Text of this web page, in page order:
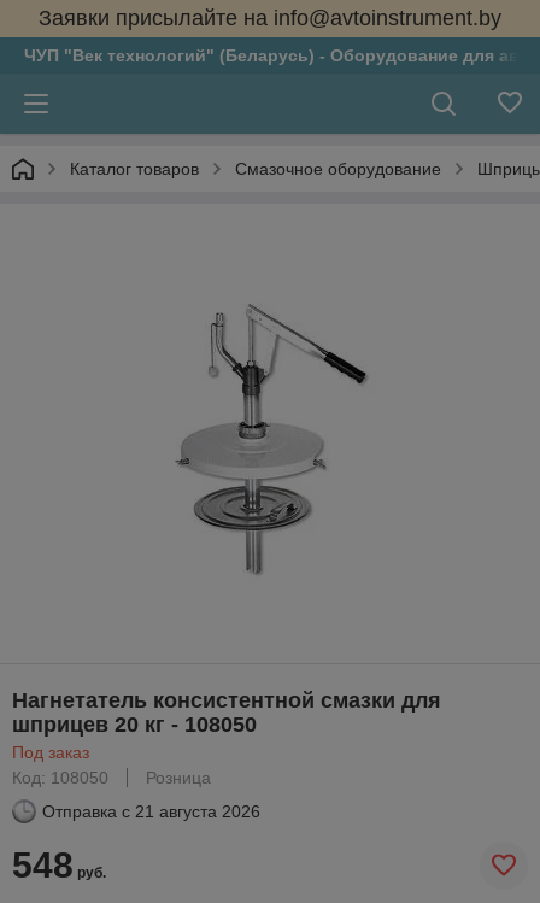
Заявки присылайте на info@avtoinstrument.by
ЧУП "Век технологий" (Беларусь) - Оборудование для
Каталог товаров Смазочное оборудование Шприцы
Нагнетатель консистентной смазки для
шприцев 20 кг - 108050
Под заказ
Код: 108050
Розница
Отправка с 21 августа 2026
548 руб.